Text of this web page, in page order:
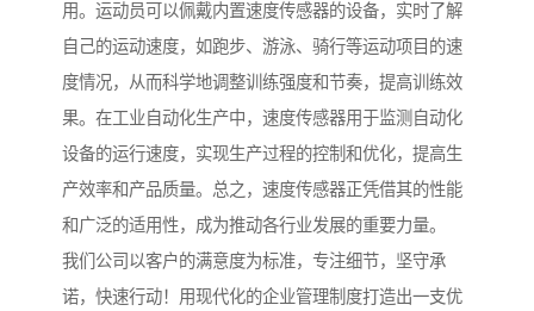
用。运动员可以佩戴内置速度传感器的设备，实时了解
自己的运动速度，如跑步、游泳、骑行等运动项目的速
度情况，从而科学地调整训练强度和节奏，提高训练效
果。在工业自动化生产中，速度传感器用于监测自动化
设备的运行速度，实现生产过程的控制和优化，提高生
产效率和产品质量。总之，速度传感器正凭借其的性能
和广泛的适用性，成为推动各行业发展的重要力量。
我们公司以客户的满意度为标准，专注细节，坚守承
诺，快速行动！用现代化的企业管理制度打造出一支优